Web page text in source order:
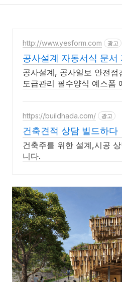
http://www.yesform.com 광고
공사설계 자동서식 문서
편집
공사설계, 공사일보 안전점
도급관리 필수양식 예스폼
https://buildhada.com/ 광고
건축견적 상담 빌드하다
건축주를 위한 설계,시공
니다.